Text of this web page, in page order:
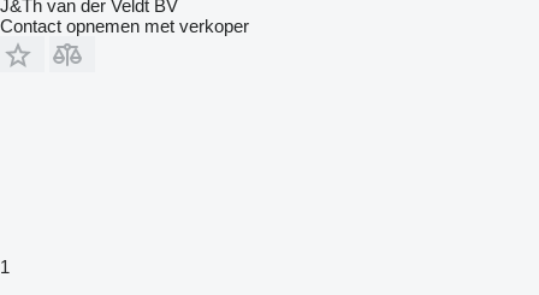
J&Th van der Veldt BV
Contact opnemen met verkoper
1